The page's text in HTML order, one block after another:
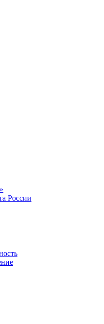
России